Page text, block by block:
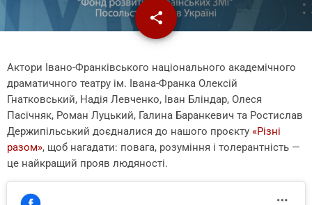
share
email
Актори Івано-Франківського національного академічного
драматичного театру ім. Івана-Франка Олексій
Гнатковський, Надія Левченко, Іван Бліндар, Олеся
Пасічняк, Роман Луцький, Галина Баранкевич та Ростислав
Держипільський доєдналися до нашого проєкту «Різні
разом», щоб нагадати: повага, розуміння і толерантність —
це найкращий прояв людяності.